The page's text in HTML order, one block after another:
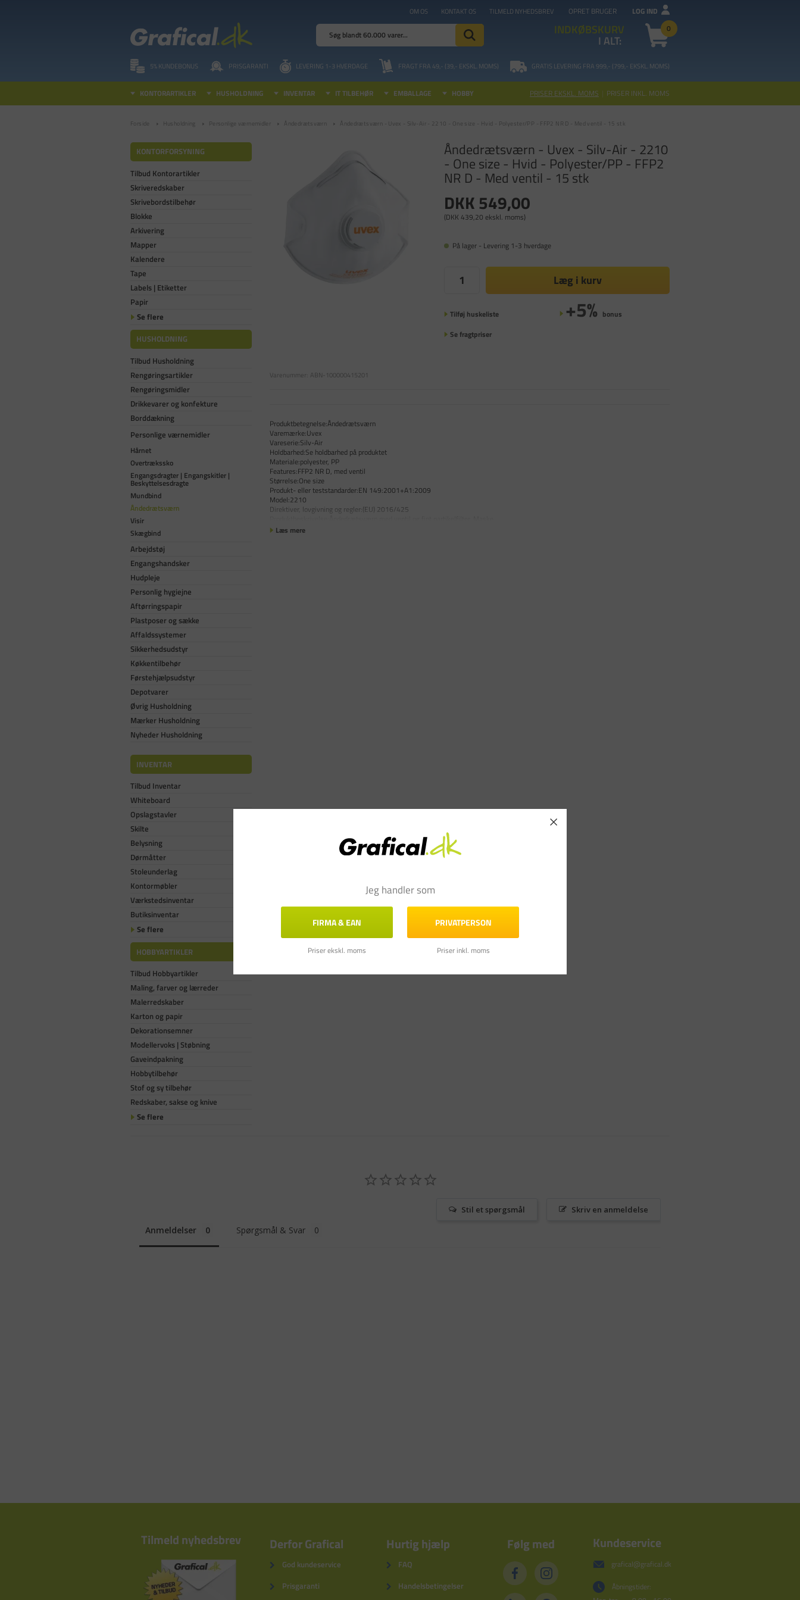
OM OS KONTAKT OS TILMELD NYHEDSBREV OPRET BRUGER LOG IND
INDKØBSKURV 0
I ALT:
5% KUNDEBONUS PRISGARANTI LEVERING 1-3 HVERDAGE FRAGT FRA 49,- (39,- EKSKL. MOMS) GRATIS LEVERING FRA 999,- (799,- EKSKL. MOMS)
KONTORARTIKLER HUSHOLDNING INVENTAR IT TILBEHØR EMBALLAGE HOBBY PRISER EKSKL. MOMS | PRISER INKL. MOMS
Forside Husholdning Personlige værnemidler Åndedrætsværn Åndedrætsværn - Uvex - Silv-Air - 2210 - One size - Hvid - Polyester/PP - FFP2 NR D - Med ventil - 15 stk
KONTORFORSYNING
Tilbud Kontorartikler
Skriveredskaber
Skrivebordstilbehør
Blokke
Arkivering
Mapper
Kalendere
Tape
Labels | Etiketter
Papir
Se flere
HUSHOLDNING
Tilbud Husholdning
Rengøringsartikler
Rengøringsmidler
Drikkevarer og konfekture
Borddækning
Personlige værnemidler
Hårnet
Overtrækssko
Engangsdragter | Engangskitler |
Beskyttelsesdragte
Mundbind
Åndedrætsværn
Visir
Skægbind
Arbejdstøj
Engangshandsker
Hudpleje
Personlig hygiejne
Aftørringspapir
Plastposer og sække
Affaldssystemer
Sikkerhedsudstyr
Køkkentilbehør
Førstehjælpsudstyr
Depotvarer
Øvrig Husholdning
Mærker Husholdning
Nyheder Husholdning
INVENTAR
Tilbud Inventar
Whiteboard
Opslagstavler
Skilte
Belysning
Dørmåtter
Stoleunderlag
Kontormøbler
Værkstedsinventar
Butiksinventar
Se flere
HOBBYARTIKLER
Tilbud Hobbyartikler
Maling, farver og lærreder
Malerredskaber
Karton og papir
Dekorationsemner
Modellervoks | Støbning
Gaveindpakning
Hobbytilbehør
Stof og sy tilbehør
Redskaber, sakse og knive
Se flere
Åndedrætsværn - Uvex - Silv-Air - 2210
- One size - Hvid - Polyester/PP - FFP2
NR D - Med ventil - 15 stk
DKK 549,00
(DKK 439,20 ekskl. moms)
På lager - Levering 1-3 hverdage
Læg i kurv
Tilføj huskeliste +5% bonus
Se fragtpriser
Varenummer: ABN-100000415201
Produktbetegnelse:Åndedrætsværn
Varemærke:Uvex
Vareserie:Silv-Air
Holdbarhed:Se holdbarhed på produktet
Materiale:polyester, PP
Features:FFP2 NR D, med ventil
Størrelse:One size
Produkt- eller teststandarder:EN 149:2001+A1:2009
Model:2210
Direktiver, lovgivning og regler:(EU) 2016/425
Læs mere
Skriv en anmeldelse
Stil et spørgsmål
Anmeldelser Spørgsmål & Svar
Tilmeld nyhedsbrev Derfor Grafical
God kundeservice
Prisgaranti
Hurtig hjælp
FAQ
Handelsbetingelser
Følg med Kundeservice
grafical@grafical.dk
Åbningstider:
Jeg handler som
FIRMA & EAN
Priser ekskl. moms
PRIVATPERSON
Priser inkl. moms